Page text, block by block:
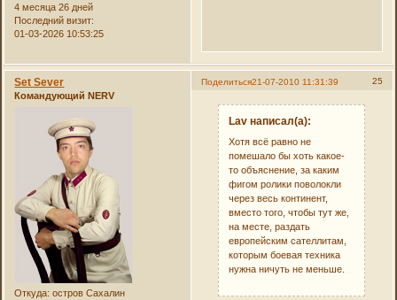
4 месяца 26 дней
Последний визит:
01-03-2026 10:53:25
Поделиться 25
21-07-2010 11:31:39
Set Sever
Командующий NERV
Откуда: остров Сахалин
Lav написал(а):
Хотя всё равно не
помешало бы хоть какое-
то объяснение, за каким
фигом ролики поволокли
через весь континент,
вместо того, чтобы тут же,
на месте, раздать
европейским сателлитам,
которым боевая техника
нужна ничуть не меньше.